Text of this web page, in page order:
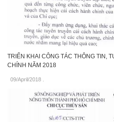
TRIỂN KHAI CÔNG TÁC THÔNG TIN,
CHÍNH NĂM 2018
09/April/2018